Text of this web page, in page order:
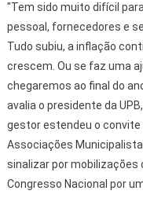
"Tem sido muito difícil
pessoal, fornecedores e
Tudo subiu, a inflação
crescem. Ou se faz uma
chegaremos ao final do
avalia o presidente da
gestor estendeu o convite
Associações
sinalizar por mobilizações
Congresso Nacional por